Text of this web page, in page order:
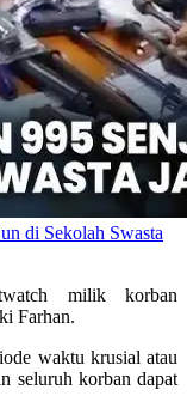
di Sekolah Swasta
milik korban
Farhan.
waktu krusial atau
seluruh korban dapat